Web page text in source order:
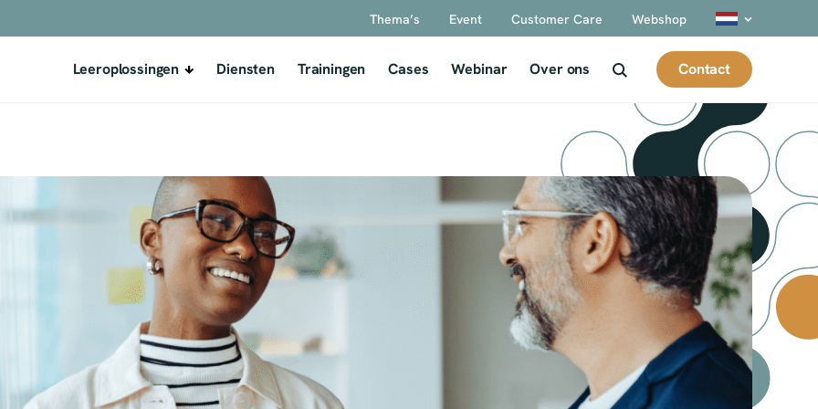
Thema’s Event Customer Care Webshop
Leeroplossingen Diensten Trainingen Cases Webinar Over ons Contact